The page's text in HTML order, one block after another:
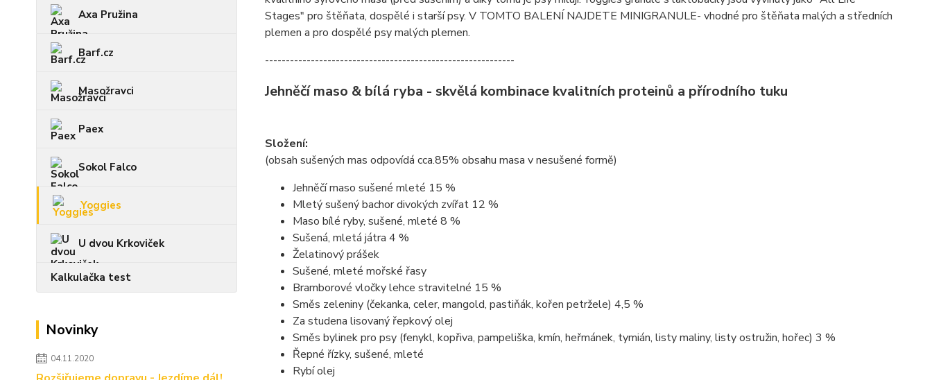
Axa Pružina
Barf.cz
Masožravci
Paex
Sokol Falco
Yoggies
U dvou Krkoviček
Kalkulačka test
Novinky
04.11.2020
Stages" pro štěňata, dospělé i starší psy. V TOMTO BALENÍ NAJDETE MINIGRANULE- vhodné pro štěňata malých a středních
plemen a pro dospělé psy malých plemen.
------------------------------------------------------------
Jehněčí maso & bílá ryba - skvělá kombinace kvalitních proteinů a přírodního tuku
Složení:
(obsah sušených mas odpovídá cca.85% obsahu masa v nesušené formě)
Jehněčí maso sušené mleté 15 %
Mletý sušený bachor divokých zvířat 12 %
Maso bílé ryby, sušené, mleté 8 %
Sušená, mletá játra 4 %
Želatinový prášek
Sušené, mleté mořské řasy
Bramborové vločky lehce stravitelné 15 %
Směs zeleniny (čekanka, celer, mangold, pastiňák, kořen petržele) 4,5 %
Za studena lisovaný řepkový olej
Směs bylinek pro psy (fenykl, kopřiva, pampeliška, kmín, heřmánek, tymián, listy maliny, listy ostružin, hořec) 3 %
Řepné řízky, sušené, mleté
Rybí olej